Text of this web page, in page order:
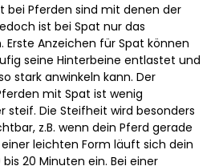
bei Pferden sind mit denen der
ist bei Spat nur das
Anzeichen für Spat können
seine Hinterbeine entlastet und
stark anwinkeln kann. Der
mit Spat ist wenig
steif. Die Steifheit wird besonders
z.B. wenn dein Pferd gerade
leichten Form läuft sich dein
20 Minuten ein. Bei einer